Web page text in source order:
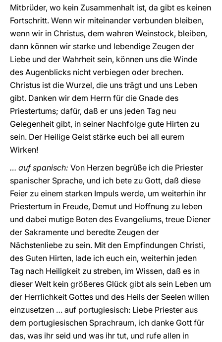
Mitbrüder, wo kein Zusammenhalt ist, da gibt es keinen
Fortschritt. Wenn wir miteinander verbunden bleiben,
wenn wir in Christus, dem wahren Weinstock, bleiben,
dann können wir starke und lebendige Zeugen der
Liebe und der Wahrheit sein, können uns die Winde
des Augenblicks nicht verbiegen oder brechen.
Christus ist die Wurzel, die uns trägt und uns Leben
gibt. Danken wir dem Herrn für die Gnade des
Priestertums; dafür, daß er uns jeden Tag neu
Gelegenheit gibt, in seiner Nachfolge gute Hirten zu
sein. Der Heilige Geist stärke euch bei all eurem
Wirken!
… auf spanisch: Von Herzen begrüße ich die Priester
spanischer Sprache, und ich bete zu Gott, daß diese
Feier zu einem starken Impuls werde, um weiterhin ihr
Priestertum in Freude, Demut und Hoffnung zu leben
und dabei mutige Boten des Evangeliums, treue Diener
der Sakramente und beredte Zeugen der
Nächstenliebe zu sein. Mit den Empfindungen Christi,
des Guten Hirten, lade ich euch ein, weiterhin jeden
Tag nach Heiligkeit zu streben, im Wissen, daß es in
dieser Welt kein größeres Glück gibt als sein Leben um
der Herrlichkeit Gottes und des Heils der Seelen willen
einzusetzen … auf portugiesisch: Liebe Priester aus
dem portugiesischen Sprachraum, ich danke Gott für
das, was ihr seid und was ihr tut, und rufe allen in